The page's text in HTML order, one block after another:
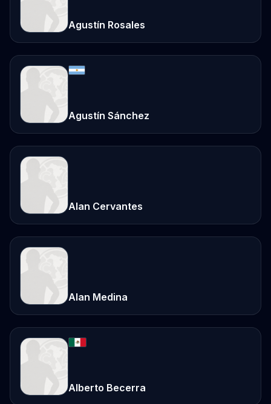
Agustín Rosales
Agustín Sánchez
Alan Cervantes
Alan Medina
Alberto Becerra